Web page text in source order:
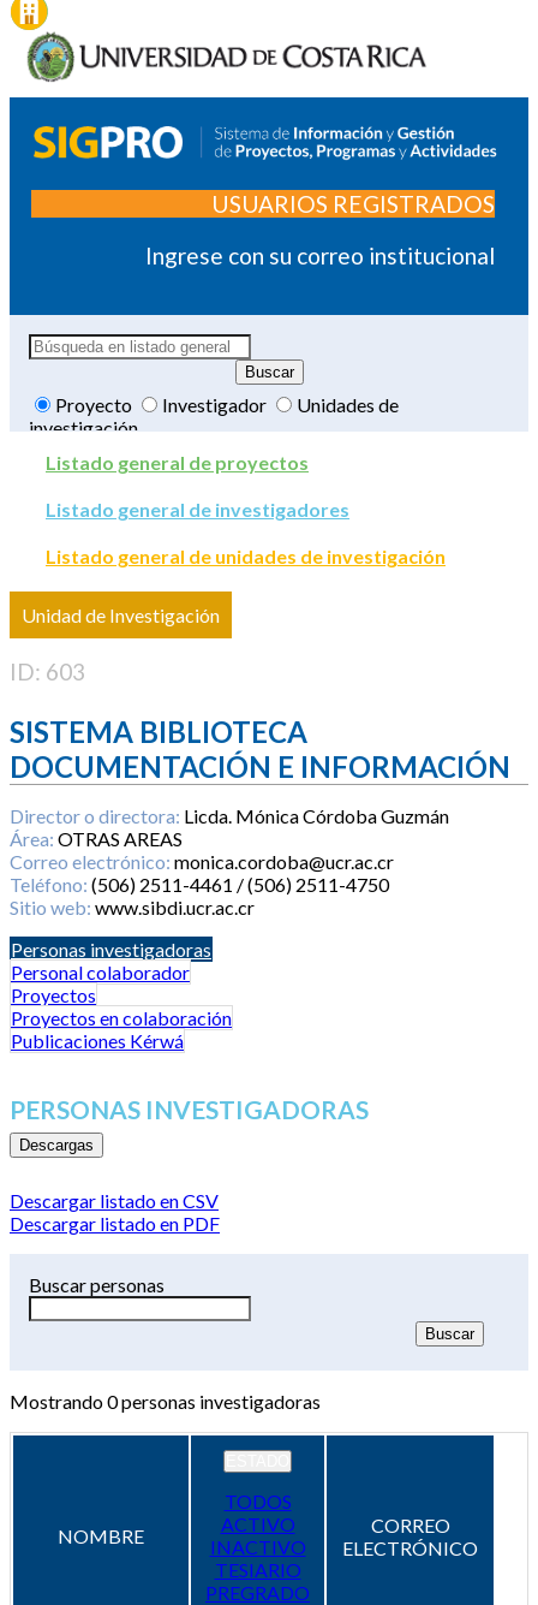
USUARIOS REGISTRADOS
Ingrese con su correo institucional
Proyecto Investigador
Unidades de
investigación
Listado general de proyectos
Listado general de investigadores
Listado general de unidades de investigación
Unidad de Investigación
ID: 603
SISTEMA BIBLIOTECA
DOCUMENTACIÓN E INFORMACIÓN
Director o directora: Licda. Mónica Córdoba Guzmán
Área: OTRAS AREAS
Correo electrónico: monica.cordoba@ucr.ac.cr
Teléfono: (506) 2511-4461 / (506) 2511-4750
Sitio web: www.sibdi.ucr.ac.cr
Personas investigadoras
Personal colaborador
Proyectos
Proyectos en colaboración
Publicaciones Kérwá
PERSONAS INVESTIGADORAS
Descargas
Descargar listado en CSV
Descargar listado en PDF
Buscar personas
Mostrando0personas investigadoras
NOMBRE
TODOS
ACTIVO
INACTIVO
TESIARIO
PREGRADO
CORREO
ELECTRÓNICO